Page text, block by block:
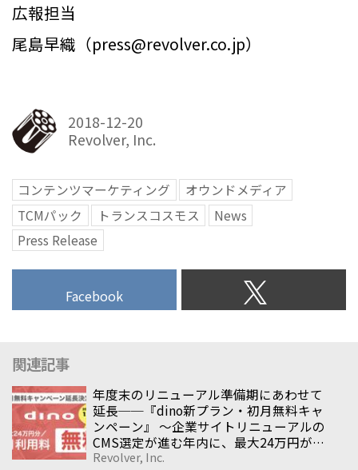
広報担当
尾島早織（press@revolver.co.jp）
2018-12-20
Revolver, Inc.
コンテンツマーケティング
オウンドメディア
TCMパック
トランスコスモス
News
Press Release
Facebook
関連記事
年度末のリニューアル準備期にあわせて
延長──『dino新プラン・初月無料キャ
ンペーン』 〜企業サイトリニューアルの
CMS選定が進む年内に、最大24万円が無
料になる導入支援施策〜
Revolver, Inc.